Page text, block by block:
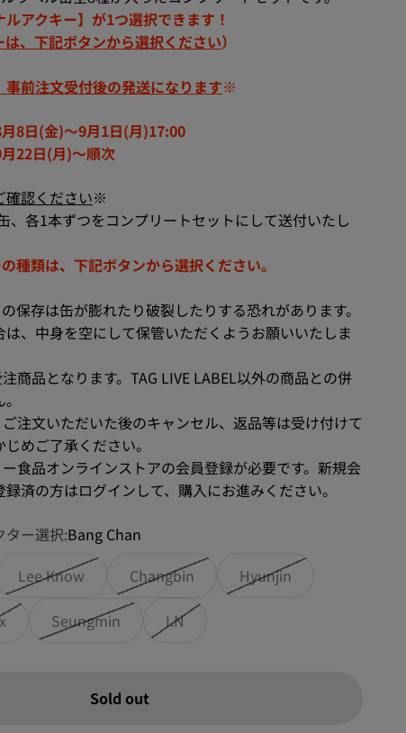
アクキー】が1つ選択できます！
、下記ボタンから選択ください）
事前注文受付後の発送になります※
8日(金)～9月1日(月)17:00
22日(月)～順次
確認ください※
、各1本ずつをコンプリートセットにして送付いたし
種類は、下記ボタンから選択ください。
保存は缶が膨れたり破裂したりする恐れがあります。
、中身を空にして保管いただくようお願いいたしま
商品となります。TAG LIVE LABEL以外の商品との併
注文いただいた後のキャンセル、返品等は受け付けて
めご了承ください。
食品オンラインストアの会員登録が必要です。新規会
済の方はログインして、購入にお進みください。
ター選択:Bang Chan
Lee Know Changbin Hyunjin
Seungmin I.N
Sold out